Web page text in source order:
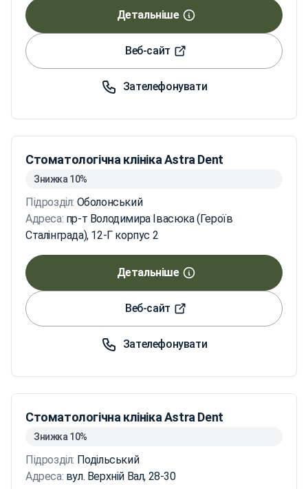
Детальніше
Веб-сайт
Зателефонувати
Стоматологічна клініка Astra Dent
Знижка 10%
Підрозділ: Оболонський
Адреса: пр-т Володимира Івасюка (Героїв
Сталінграда), 12-Г корпус 2
Детальніше
Веб-сайт
Зателефонувати
Стоматологічна клініка Astra Dent
Знижка 10%
Підрозділ: Подільський
Адреса: вул. Верхній Вал, 28-30